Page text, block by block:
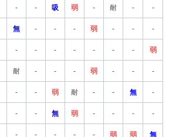
- - 吸 弱 - 耐 - -
無 - - - 弱 - - -
- - - - - - - 弱
耐 - - - 弱 - - -
- - 弱 耐 - - 無 -
- - 無 弱 - - - -
- - - - - 弱 弱 無